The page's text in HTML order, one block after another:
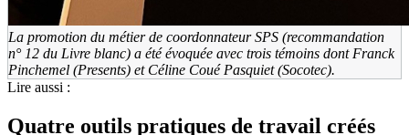
La promotion du métier de coordonnateur SPS (recommandation
n° 12 du Livre blanc) a été évoquée avec trois témoins dont Franck
Pinchemel (Presents) et Céline Coué Pasquiet (Socotec).
Lire aussi :
Quatre outils pratiques de travail créés